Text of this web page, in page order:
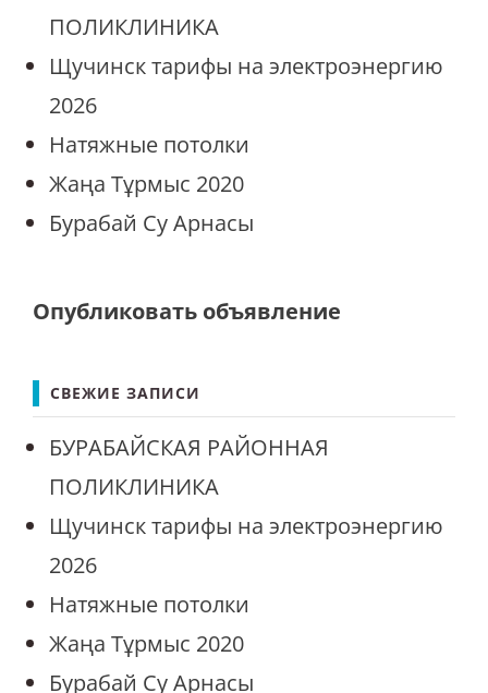
ПОЛИКЛИНИКА
Щучинск тарифы на электроэнергию
2026
Натяжные потолки
Жаңа Тұрмыс 2020
Бурабай Су Арнасы
Опубликовать объявление
СВЕЖИЕ ЗАПИСИ
БУРАБАЙСКАЯ РАЙОННАЯ
ПОЛИКЛИНИКА
Щучинск тарифы на электроэнергию
2026
Натяжные потолки
Жаңа Тұрмыс 2020
Бурабай Су Арнасы